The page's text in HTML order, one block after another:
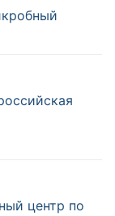
центр по